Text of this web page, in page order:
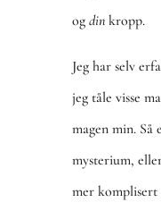
og dinkropp.
Jeg har selv
jeg tåle visse
magen min. Så
mysterium,
mer komplisert